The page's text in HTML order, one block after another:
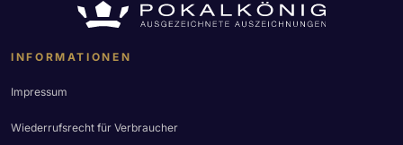
INFORMATIONEN
Impressum
Wiederrufsrecht für Verbraucher